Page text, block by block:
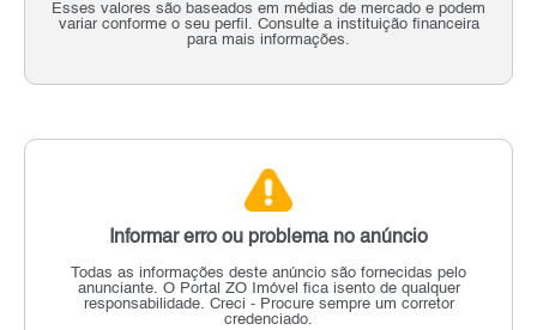
Esses valores são baseados em médias de mercado e podem
variar conforme o seu perfil. Consulte a instituição financeira
para mais informações.
Informar erro ou problema no anúncio
Todas as informações deste anúncio são fornecidas pelo
anunciante. O Portal ZO Imóvel fica isento de qualquer
responsabilidade. Creci - Procure sempre um corretor
credenciado.